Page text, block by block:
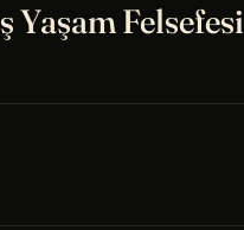
Felsefesi